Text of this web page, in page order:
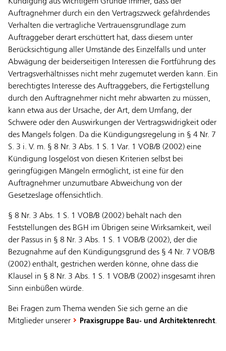
Auftragnehmer durch ein den Vertragszweck gefährdendes
Verhalten die vertragliche Vertrauensgrundlage zum
Auftraggeber derart erschüttert hat, dass diesem unter
Berücksichtigung aller Umstände des Einzelfalls und unter
Abwägung der beiderseitigen Interessen die Fortführung des
Vertragsverhältnisses nicht mehr zugemutet werden kann. Ein
berechtigtes Interesse des Auftraggebers, die Fertigstellung
durch den Auftragnehmer nicht mehr abwarten zu müssen,
kann etwa aus der Ursache, der Art, dem Umfang, der
Schwere oder den Auswirkungen der Vertragswidrigkeit oder
des Mangels folgen. Da die Kündigungsregelung in § 4 Nr. 7
S. 3 i. V. m. § 8 Nr. 3 Abs. 1 S. 1 Var. 1 VOB/B (2002) eine
Kündigung losgelöst von diesen Kriterien selbst bei
geringfügigen Mängeln ermöglicht, ist eine für den
Auftragnehmer unzumutbare Abweichung von der
Gesetzeslage offensichtlich.
§ 8 Nr. 3 Abs. 1 S. 1 VOB/B (2002) behält nach den
Feststellungen des BGH im Übrigen seine Wirksamkeit, weil
der Passus in § 8 Nr. 3 Abs. 1 S. 1 VOB/B (2002), der die
Bezugnahme auf den Kündigungsgrund des § 4 Nr. 7 VOB/B
(2002) enthält, gestrichen werden könne, ohne dass die
Klausel in § 8 Nr. 3 Abs. 1 S. 1 VOB/B (2002) insgesamt ihren
Sinn einbüßen würde.
Bei Fragen zum Thema wenden Sie sich gerne an die
Mitglieder unserer
Praxisgruppe Bau- und Architektenrecht.